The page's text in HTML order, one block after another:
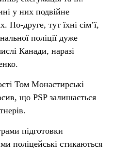
у них подвійне
друге, тут їхні сімʼї,
поліції дуже
Канади, наразі
Том Монастирські
що PSP залишається
підготовки
поліцейські стикаються